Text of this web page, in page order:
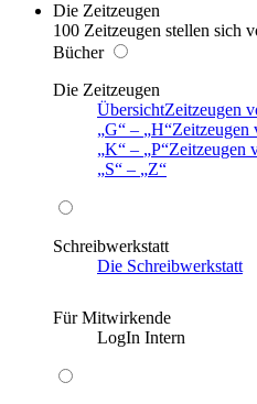
Die Zeitzeugen
100 Zeitzeugen stellen sich
Bücher
Die Zeitzeugen
ÜbersichtZeitzeugen
G
– H Zeitzeugen
K
– P Zeitzeugen
S
– Z
Schreibwerkstatt
Die Schreibwerkstatt
Für Mitwirkende
LogIn Intern